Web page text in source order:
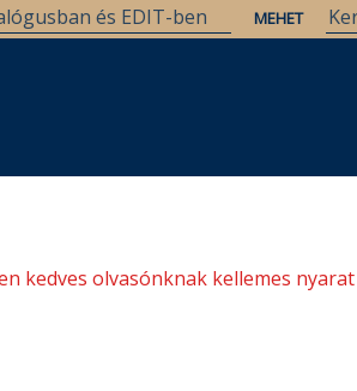
kedves olvasónknak kellemes